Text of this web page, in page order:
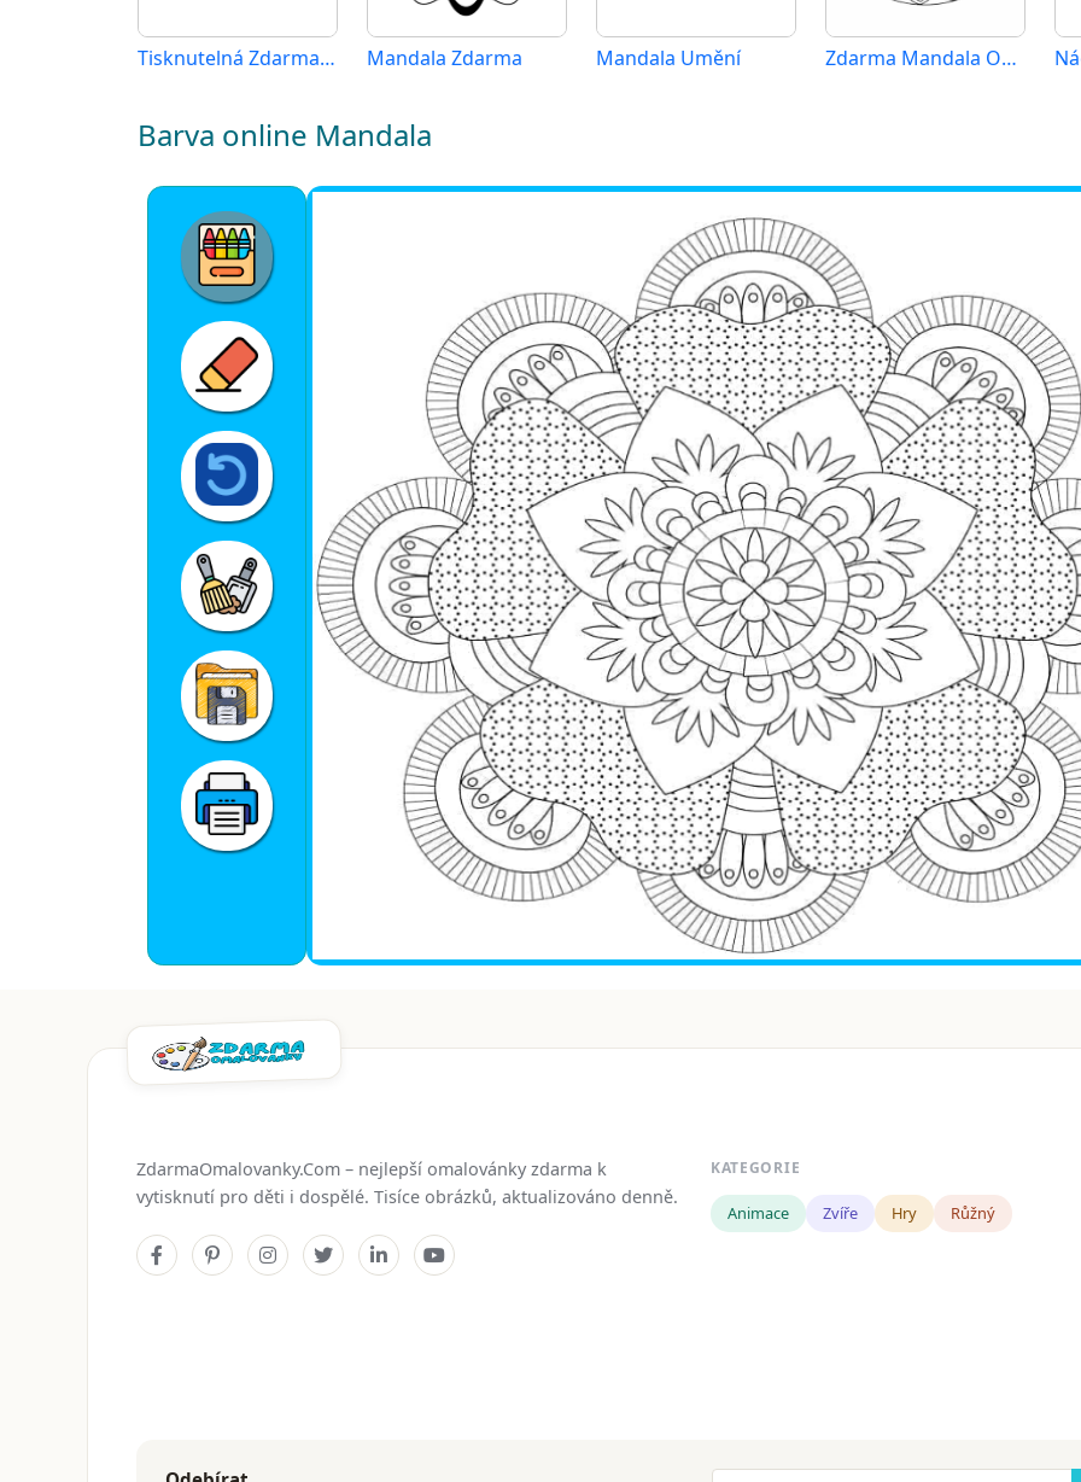
Tisknutelná Zdarma Mandala Mandala Zdarma Mandala Umění Zdarma Mandala Obrázek
Barva online Mandala
ZdarmaOmalovanky.Com – nejlepší omalovánky zdarma k
vytisknutí pro děti i dospělé. Tisíce obrázků, aktualizováno denně.
KATEGORIE
Animace Zvíře Hry Růžný